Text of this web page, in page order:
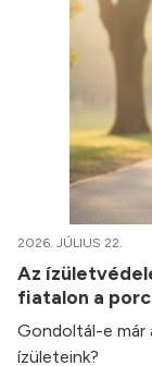
2026. JÚLIUS 22.
Az
fiatalon a
Gondoltál-e már
ízületeink?